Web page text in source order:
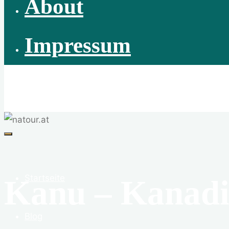
About
Impressum